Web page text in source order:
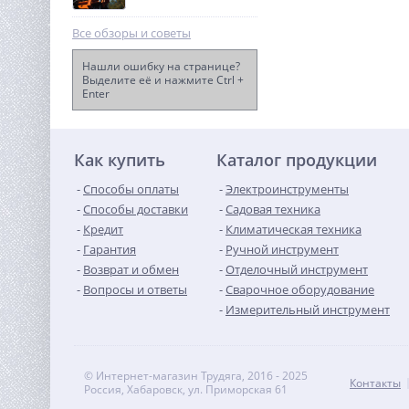
Greenworks GD24CS, 24V,б/
Все обзоры и советы
Нашли ошибку на странице?
Выделите её и нажмите Ctrl +
Enter
Как купить
Способы оплаты
Способы доставки
Кредит
Гарантия
Возврат и обмен
Вопросы и ответы
Каталог продукции
Электроинструменты
Садовая техника
Климатическая техника
Ручной инструмент
Отделочный инструмент
Сварочное оборудование
Измерительный инструмент
© Интернет-магазин Трудяга, 2016 - 2025
Россия, Хабаровск, ул. Приморская 61
Контакты